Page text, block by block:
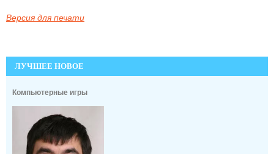
Версия для печати
ЛУЧШЕЕ НОВОЕ
Компьютерные игры